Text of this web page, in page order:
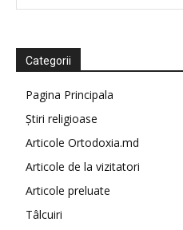
Categorii
Pagina Principala
Știri religioase
Articole Ortodoxia.md
Articole de la vizitatori
Articole preluate
Tâlcuiri